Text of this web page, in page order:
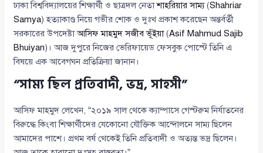
ঢাকা বিশ্ববিদ্যালয়ের শিক্ষার্থী ও ছাত্রদল নেতাশাহরিয়ার সাম্য(Shahriar
Samya) হত্যাকাণ্ড নিয়ে গভীর শোক ও দুঃখ প্রকাশ করেছেন অন্তর্বর্তী
সরকারের উপদেষ্টাআসিফ মাহমুদ সজীব ভূঁইয়া(Asif Mahmud Sajib
Bhuiyan)। আজ দুপুরে নিজের ভেরিফায়েড ফেসবুক পোস্টে তিনি এ
বিষয়ে এক আবেগঘন প্রতিক্রিয়া জানান।
“সাম্য ছিল প্রতিবাদী, ভদ্র, সাহসী”
আসিফ মাহমুদ লেখেন, “২০১৯ সাল থেকে ক্যাম্পাসে গেস্টরুম নির্যাতনের
বিরুদ্ধে কিংবা শিক্ষার্থীদের যেকোনো যৌক্তিক আন্দোলনে সাম্য ছিলেন
আমাদের পাশে। প্রথম বর্ষ থেকেই তিনি প্রতিবাদী ও অত্যন্ত ভদ্র ছিলেন।